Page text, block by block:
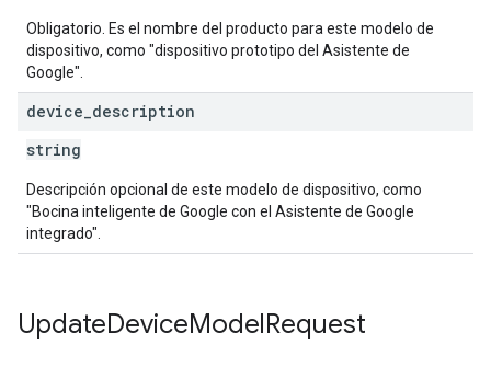
Obligatorio. Es el nombre del producto para este modelo de
dispositivo, como "dispositivo prototipo del Asistente de
Google".
device description
string
Descripción opcional de este modelo de dispositivo, como
"Bocina inteligente de Google con el Asistente de Google
integrado".
UpdateDeviceModelRequest